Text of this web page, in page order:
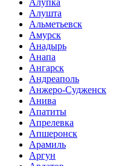
Алупка
Алушта
Альметьевск
Амурск
Анадырь
Анапа
Ангарск
Андреаполь
Анжеро-Судженск
Анива
Апатиты
Апрелевка
Апшеронск
Арамиль
Аргун